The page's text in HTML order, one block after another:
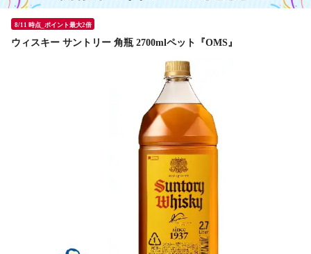
8/11 時点_ポイント最大2倍
ウィスキー サントリー 角瓶 2700mlペット『OMS』